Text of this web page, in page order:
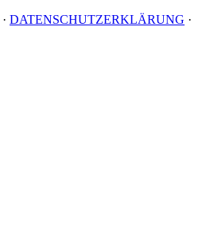
· DATENSCHUTZERKLÄRUNG ·